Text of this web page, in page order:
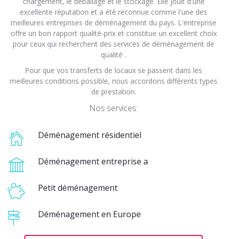
excellente réputation et a été reconnue comme l'une des
meilleures entreprises de déménagement du pays. L'entreprise
offre un bon rapport qualité-prix et constitue un excellent choix
pour ceux qui recherchent des services de déménagement de
qualité .
Pour que vos transferts de locaux se passent dans les
meilleures conditions possible, nous accordons différents types
de prestation.
Nos services:
Déménagement résidentiel
Déménagement entreprise a
Petit déménagement
Déménagement en Europe